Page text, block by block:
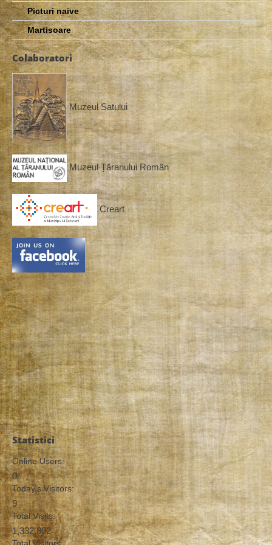
Picturi naive
Martisoare
Colaboratori
Muzeul Satului
Muzeul Țăranului Român
Creart
Statistici
Online Users:
0
Today's Visitors:
9
Total Visits:
1,332,802